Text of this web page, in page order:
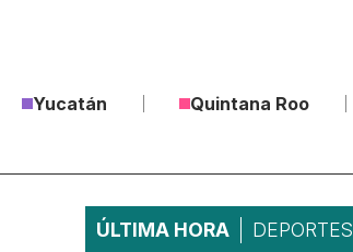
Yucatán Quintana Roo
ÚLTIMA HORA DEPORTES